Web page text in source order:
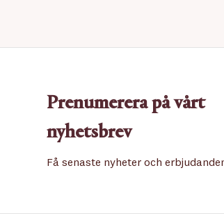
Prenumerera på vårt
nyhetsbrev
Få senaste nyheter och